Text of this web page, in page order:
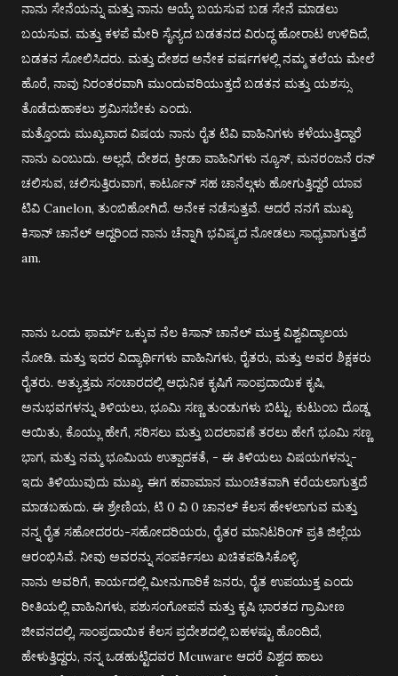
ನಾನು ಸೇನೆಯನ್ನು ಮತ್ತು ನಾನು ಆಯ್ಕೆ ಬಯಸುವ ಬಡ ಸೇನೆ ಮಾಡಲು
ಬಯಸುವ. ಮತ್ತು ಕಳಪೆ ಮೇರಿ ಸೈನ್ಯದ ಬಡತನದ ವಿರುದ್ಧ ಹೋರಾಟ ಉಳಿದಿದೆ,
ಬಡತನ ಸೋಲಿಸಿದರು. ಮತ್ತು ದೇಶದ ಅನೇಕ ವರ್ಷಗಳಲ್ಲಿ ನಮ್ಮ ತಲೆಯ ಮೇಲೆ
ಹೊರೆ, ನಾವು ನಿರಂತರವಾಗಿ ಮುಂದುವರಿಯುತ್ತದೆ ಬಡತನ ಮತ್ತು ಯಶಸ್ಸು
ತೊಡೆದುಹಾಕಲು ಶ್ರಮಿಸಬೇಕು ಎಂದು.
ಮತ್ತೊಂದು ಮುಖ್ಯವಾದ ವಿಷಯ ನಾನು ರೈತ ಟಿವಿ ವಾಹಿನಿಗಳು ಕಳೆಯುತ್ತಿದ್ದಾರೆ
ನಾನು ಎಂಬುದು. ಅಲ್ಲದೆ, ದೇಶದ, ಕ್ರೀಡಾ ವಾಹಿನಿಗಳು ನ್ಯೂಸ್, ಮನರಂಜನೆ ರನ್
ಚಲಿಸುವ, ಚಲಿಸುತ್ತಿರುವಾಗ, ಕಾರ್ಟೂನ್ ಸಹ ಚಾನೆಲ್ಗಳು ಹೋಗುತ್ತಿದ್ದರೆ ಯಾವ
ಟಿವಿ Canelon, ತುಂಬಿಹೋಗಿದೆ. ಅನೇಕ ನಡೆಸುತ್ತವೆ. ಆದರೆ ನನಗೆ ಮುಖ್ಯ
ಕಿಸಾನ್ ಚಾನೆಲ್ ಆದ್ದರಿಂದ ನಾನು ಚೆನ್ನಾಗಿ ಭವಿಷ್ಯದ ನೋಡಲು ಸಾಧ್ಯವಾಗುತ್ತದೆ
am.
ನಾನು ಒಂದು ಫಾರ್ಮ್ ಒಕ್ಕುವ ನೆಲ ಕಿಸಾನ್ ಚಾನೆಲ್ ಮುಕ್ತ ವಿಶ್ವವಿದ್ಯಾಲಯ
ನೋಡಿ. ಮತ್ತು ಇದರ ವಿದ್ಯಾರ್ಥಿಗಳು ವಾಹಿನಿಗಳು, ರೈತರು, ಮತ್ತು ಅವರ ಶಿಕ್ಷಕರು
ರೈತರು. ಅತ್ಯುತ್ತಮ ಸಂಚಾರದಲ್ಲಿ ಆಧುನಿಕ ಕೃಷಿಗೆ ಸಾಂಪ್ರದಾಯಿಕ ಕೃಷಿ,
ಅನುಭವಗಳನ್ನು ತಿಳಿಯಲು, ಭೂಮಿ ಸಣ್ಣ ತುಂಡುಗಳು ಬಿಟ್ಟು. ಕುಟುಂಬ ದೊಡ್ಡ
ಆಯಿತು, ಕೊಯ್ಲು ಹೇಗೆ, ಸರಿಸಲು ಮತ್ತು ಬದಲಾವಣೆ ತರಲು ಹೇಗೆ ಭೂಮಿ ಸಣ್ಣ
ಭಾಗ, ಮತ್ತು ನಮ್ಮ ಭೂಮಿಯ ಉತ್ಪಾದಕತೆ, - ಈ ತಿಳಿಯಲು ವಿಷಯಗಳನ್ನು-
ಇದು ತಿಳಿಯುವುದು ಮುಖ್ಯ. ಈಗ ಹವಾಮಾನ ಮುಂಚಿತವಾಗಿ ಕರೆಯಲಾಗುತ್ತದೆ
ಮಾಡಬಹುದು. ಈ ಶ್ರೇಣಿಯ, ಟಿ 0 ವಿ 0 ಚಾನಲ್ ಕೆಲಸ ಹೇಳಲಾಗುವ ಮತ್ತು
ನನ್ನ ರೈತ ಸಹೋದರರು-ಸಹೋದರಿಯರು, ರೈತರ ಮಾನಿಟರಿಂಗ್ ಪ್ರತಿ ಜಿಲ್ಲೆಯ
ಆರಂಭಿಸಿವೆ. ನೀವು ಅವರನ್ನು ಸಂಪರ್ಕಿಸಲು ಖಚಿತಪಡಿಸಿಕೊಳ್ಳಿ.
ನಾನು ಅವರಿಗೆ, ಕಾರ್ಯದಲ್ಲಿ ಮೀನುಗಾರಿಕೆ ಜನರು, ರೈತ ಉಪಯುಕ್ತ ಎಂದು
ರೀತಿಯಲ್ಲಿ ವಾಹಿನಿಗಳು, ಪಶುಸಂಗೋಪನೆ ಮತ್ತು ಕೃಷಿ ಭಾರತದ ಗ್ರಾಮೀಣ
ಜೀವನದಲ್ಲಿ, ಸಾಂಪ್ರದಾಯಿಕ ಕೆಲಸ ಪ್ರದೇಶದಲ್ಲಿ ಬಹಳಷ್ಟು ಹೊಂದಿದೆ,
ಹೇಳುತ್ತಿದ್ದರು, ನನ್ನ ಒಡಹುಟ್ಟಿದವರ Mcuware ಆದರೆ ವಿಶ್ವದ ಹಾಲು